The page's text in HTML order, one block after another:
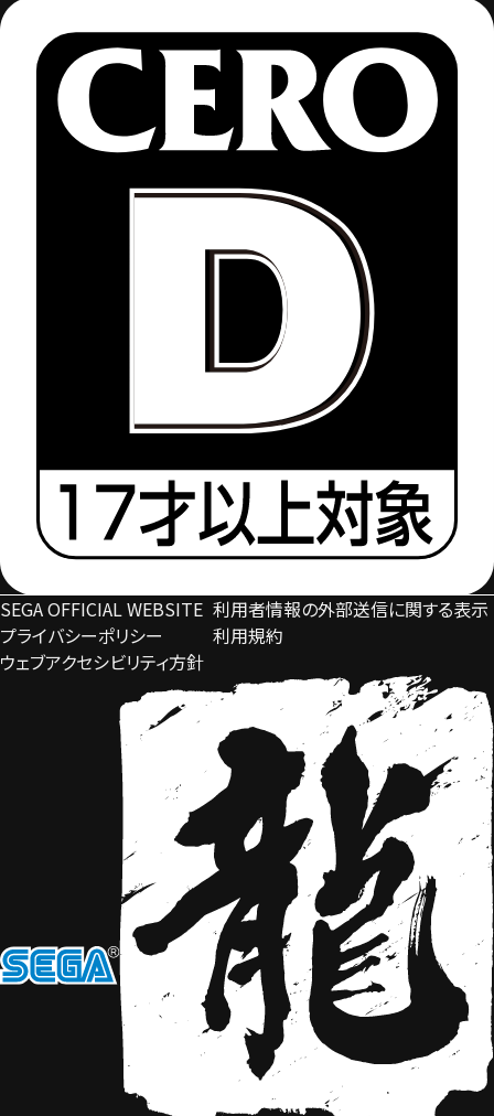
SEGA OFFICIAL WEBSITE
プライバシーポリシー
ウェブアクセシビリティ方針
利用者情報の外部送信に関する表示
利用規約​